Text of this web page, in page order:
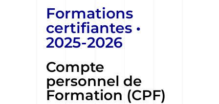
Formations
certifiantes •
2025-2026
Compte
personnel de
Formation (CPF)